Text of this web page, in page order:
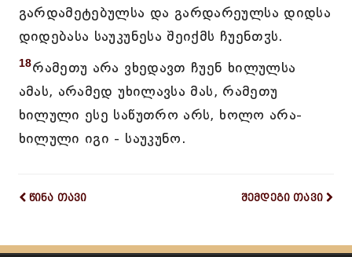
გარდამეტებულსა და გარდარეულსა დიდსა
დიდებასა საუკუნესა შეიქმს ჩუენთჳს.
18რამეთუ არა ვხედავთ ჩუენ ხილულსა
ამას, არამედ უხილავსა მას, რამეთუ
ხილული ესე საწუთრო არს, ხოლო არა-
ხილული იგი - საუკუნო.
წინა თავი შემდეგი თავი